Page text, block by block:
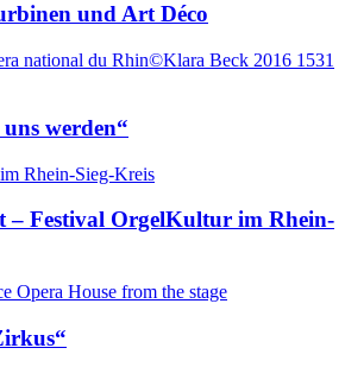
und Art Déco
werden“
– Festival OrgelKultur im Rhein-